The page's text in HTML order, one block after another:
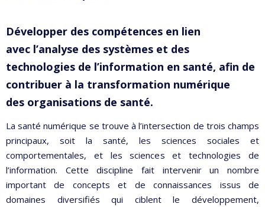
Développer des compétences en lien
avec l’analyse des systèmes et des
technologies de l’information en santé, afin de
contribuer à la transformation numérique
des organisations de santé.
La santé numérique se trouve à l’intersection de trois champs
principaux, soit la santé, les sciences sociales et
comportementales, et les sciences et technologies de
l’information. Cette discipline fait intervenir un nombre
important de concepts et de connaissances issus de
domaines diversifiés qui ciblent le développement,